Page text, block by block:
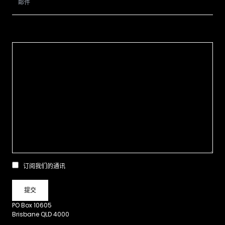
订阅我们的通讯
PO Box 10605
Brisbane QLD 4000